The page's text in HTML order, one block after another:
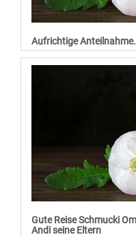
Aufrichtige
Gute Reise Schmucki
Andi seine Eltern